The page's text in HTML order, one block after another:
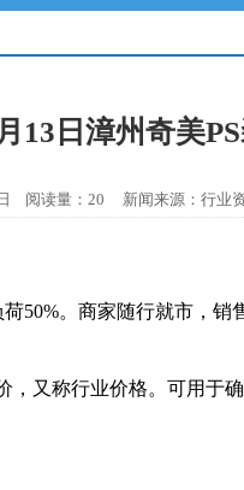
13日漳州奇美
阅读量：20 新闻来源：行业
。商家随行就市，销
又称行业价格。可用于